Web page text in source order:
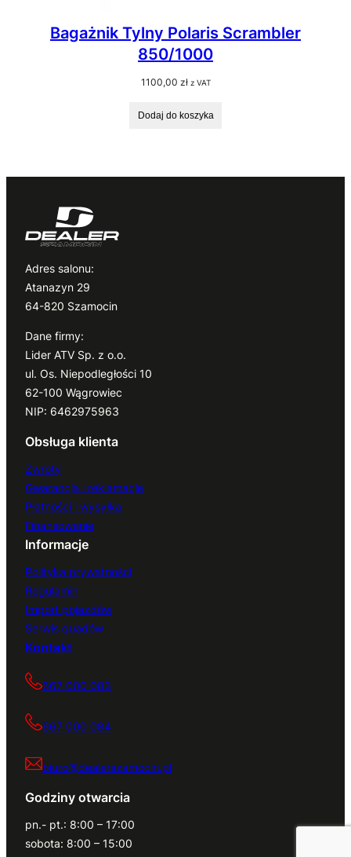
Bagażnik Tylny Polaris Scrambler
850/1000
1100,00 zł z VAT
Dodaj do koszyka
Adres salonu:
Atanazyn 29
64-820 Szamocin
Dane firmy:
Lider ATV Sp. z o.o.
ul. Os. Niepodległości 10
62-100 Wągrowiec
NIP: 6462975963
Obsługa klienta
Zwroty
Gwarancja i reklamacje
Płatności i wysyłka
Finansowanie
Informacje
Polityka prywatności
Regulamin
Import pojazdów
Serwis quadów
Kontakt
667 000 083
667 000 084
biuro@dealerszamocin.pl
Godziny otwarcia
pn.- pt.: 8:00 – 17:00
sobota: 8:00 – 15:00